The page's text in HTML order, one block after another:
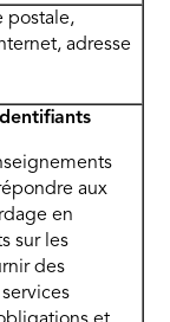
postale,
adresse
aux
en
sur les
des